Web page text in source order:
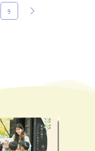
9